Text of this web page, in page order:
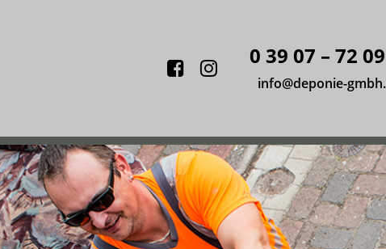
Facebook
Instagram
0 39 07 – 72
info@deponie-